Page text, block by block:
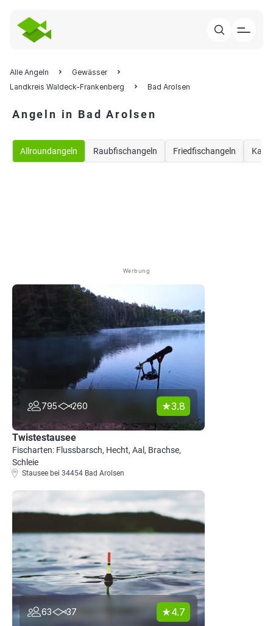
Alle Angeln
Gewässer
Landkreis Waldeck-Frankenberg
Bad Arolsen
Angeln in Bad Arolsen
Allroundangeln Raubfischangeln Friedfischangeln
Werbung
795 260 3.8
Twistestausee
Fischarten: Flussbarsch, Hecht, Aal, Brachse,
Schleie
Stausee bei 34454 Bad Arolsen
63 37 4.7